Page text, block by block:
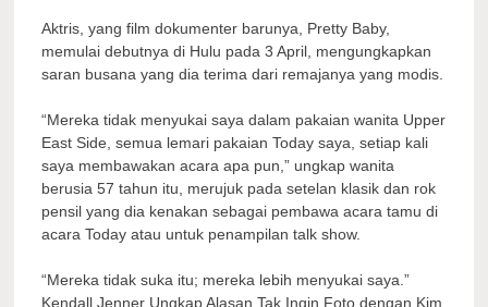
Aktris, yang film dokumenter barunya, Pretty Baby,
memulai debutnya di Hulu pada 3 April, mengungkapkan
saran busana yang dia terima dari remajanya yang modis.
“Mereka tidak menyukai saya dalam pakaian wanita Upper
East Side, semua lemari pakaian Today saya, setiap kali
saya membawakan acara apa pun,” ungkap wanita
berusia 57 tahun itu, merujuk pada setelan klasik dan rok
pensil yang dia kenakan sebagai pembawa acara tamu di
acara Today atau untuk penampilan talk show.
“Mereka tidak suka itu; mereka lebih menyukai saya.”
Kendall Jenner Ungkap Alasan Tak Ingin Foto dengan Kim